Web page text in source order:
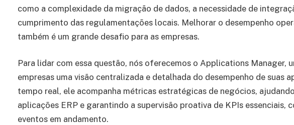
como a complexidade da migração de dados, a necessidade de
cumprimento das regulamentações locais. Melhorar o desempenho
também é um grande desafio para as empresas.
Para lidar com essa questão, nós oferecemos o Applications Manager,
empresas uma visão centralizada e detalhada do desempenho de suas
tempo real, ele acompanha métricas estratégicas de negócios,
aplicações ERP e garantindo a supervisão proativa de KPIs essenciais,
eventos em andamento.